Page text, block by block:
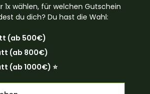
1x wählen, für welchen Gutschein
du dich? Du hast die Wahl:
(ab 500€)
(ab 800€)
(ab 1000€) ⭐️